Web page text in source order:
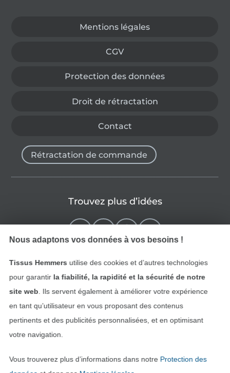
Mentions légales
CGV
Protection des données
Droit de rétractation
Contact
Rétractation de commande
Trouvez plus d’idées
Deutsch
Nous adaptons vos données à vos besoins !
Tissus Hemmers utilise des cookies et d’autres technologies
pour garantir la fiabilité, la rapidité et la sécurité de notre
site web . Ils servent également à améliorer votre expérience
en tant qu’utilisateur en vous proposant des contenus
pertinents et des publicités personnalisées, et en optimisant
votre navigation.
Vous trouverez plus d’informations dans notre Protection des